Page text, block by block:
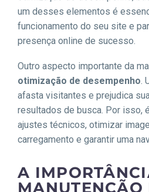
um desses elementos é
funcionamento do seu site e
presença online de sucesso.
Outro aspecto importante da
otimização de desempenho.
afasta visitantes e prejudica
resultados de busca. Por isso,
ajustes técnicos, otimizar
carregamento e garantir uma
A
MANUTENÇÃO